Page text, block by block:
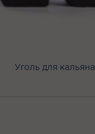
Уголь для кальяна